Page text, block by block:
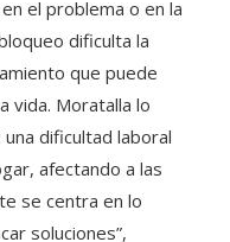
el problema o en la
dificulta la
que puede
vida. Moratalla lo
dificultad laboral
afectando a las
se centra en lo
soluciones”,